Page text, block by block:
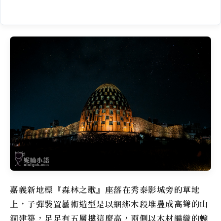
嘉義新地標『森林之歌』座落在秀泰影城旁的草地
上，子彈裝置藝術造型是以綑綁木段堆疊成高聳的山
洞建築，足足有五層樓這麼高，兩側以木材編織的蜿